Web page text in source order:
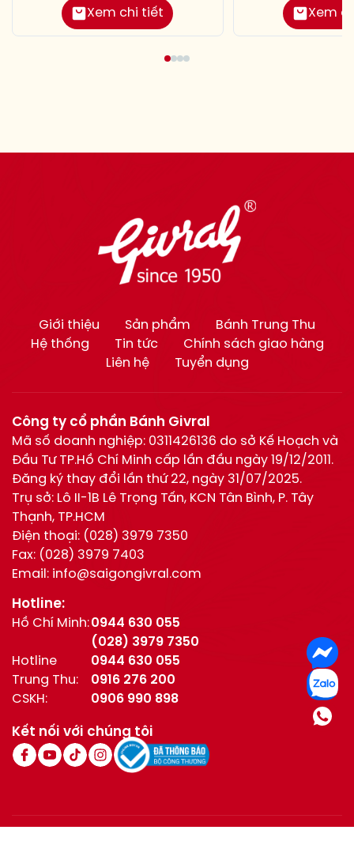
Xem chi tiết Xem
Giới thiệu Sản phẩm
Bánh Trung Thu
Hệ thống
Tin tức
Chính sách giao hàng
Liên hệ
Tuyển dụng
Công ty cổ phần Bánh Givral
Mã số doanh nghiệp: 0311426136 do sở Kế Hoạch và
Đầu Tư TP.Hồ Chí Minh cấp lần đầu ngày 19/12/2011.
Đăng ký thay đổi lần thứ 22, ngày 31/07/2025.
Trụ sở: Lô II-1B Lê Trọng Tấn, KCN Tân Bình, P. Tây
Thạnh, TP.HCM
Điện thoại: (028) 3979 7350
Fax: (028) 3979 7403
Email: info@saigongivral.com
Hotline:
Hồ Chí Minh:0944 630 055
(028) 3979 7350
Hotline
Trung Thu:
0944 630 055
0916 276 200
CSKH:
0906 990 898
Kết nối với chúng tôi